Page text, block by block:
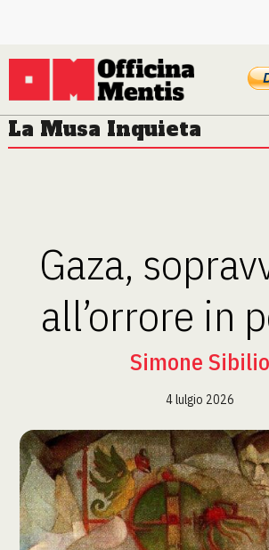
La Musa Inquieta
Gaza,
all’orrore in
Simone Sibilio
4 lulgio 2026